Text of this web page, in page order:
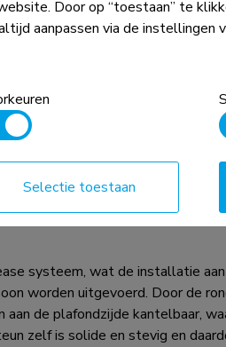
en de
de
Dankzij zijn ruime
armen en de
op ieder doek, scherm of
systeem, wat de installatie
worden uitgevoerd. Door de
de plafondzijde kantelbaar,
zelf is solide en stevig en
Door op “toestaan” te
aanpassen via de instellingen
Selectie toestaan